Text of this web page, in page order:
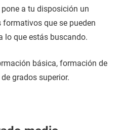
a tu disposición un
que se pueden
lo que estás buscando.
básica, formación de
grados superior.